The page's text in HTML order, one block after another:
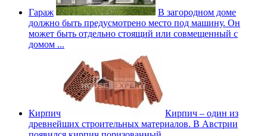
Гараж
В загородном доме
должно быть предусмотрено место под машину. Он
может быть отдельно стоящий или совмещенный с
домом ...
Кирпич
Кирпич – один из
древнейших строительных материалов. В Австрии